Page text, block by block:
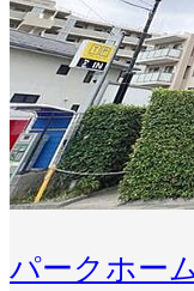
パークホー